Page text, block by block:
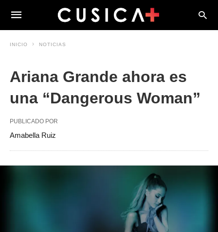
INICIO NOTICIAS
Ariana Grande ahora es
una “Dangerous Woman”
PUBLICADO POR
Amabella Ruiz